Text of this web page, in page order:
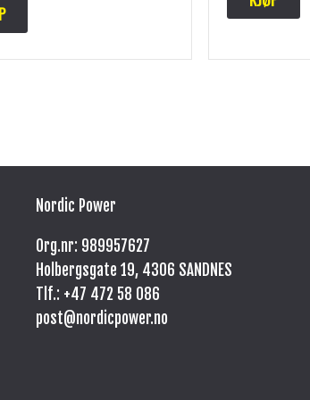
Nordic Power
Org.nr: 989957627
Holbergsgate 19, 4306 SANDNES
Tlf.: +47 472 58 086
post@nordicpower.no